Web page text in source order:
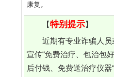
康复。
【特别提示】
近期有专业诈骗人
宣传“免费治疗、包治包
后付钱、免费送治疗仪